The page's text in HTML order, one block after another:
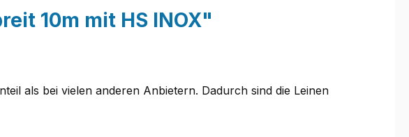
10m mit HS INOX"
als bei vielen anderen Anbietern. Dadurch sind die Leinen